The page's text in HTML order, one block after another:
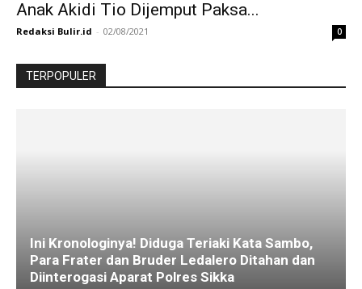
Anak Akidi Tio Dijemput Paksa...
Redaksi Bulir.id - 02/08/2021 0
TERPOPULER
Ini Kronologinya! Diduga Teriaki Kata Sambo,
Para Frater dan Bruder Ledalero Ditahan dan
Diinterogasi Aparat Polres Sikka